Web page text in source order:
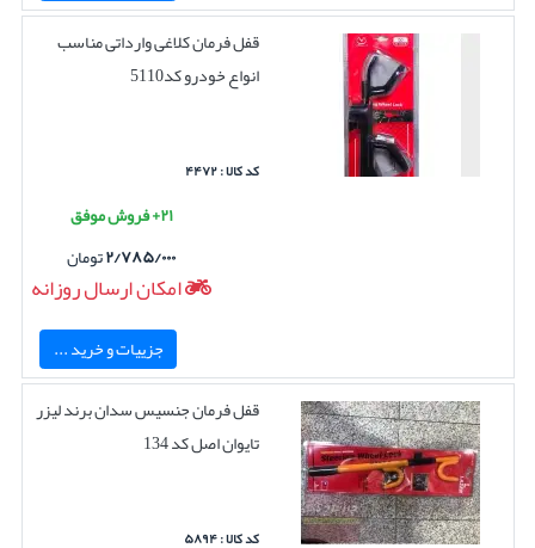
قفل فرمان کلاغی وارداتی مناسب
انواع خودرو کد5110
کد کالا : ۴۴۷۲
۲۱+ فروش موفق
۲/۷۸۵/۰۰۰تومان
امکان ارسال روزانه
جزییات و خرید ...
قفل فرمان جنسیس سدان برند لیزر
تایوان اصل کد 134
کد کالا : ۵۸۹۴